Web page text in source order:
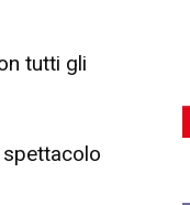
tutti gli
spettacolo